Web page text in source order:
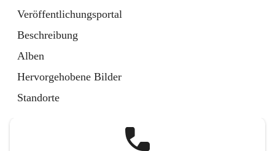
Veröffentlichungsportal
Beschreibung
Alben
Hervorgehobene Bilder
Standorte